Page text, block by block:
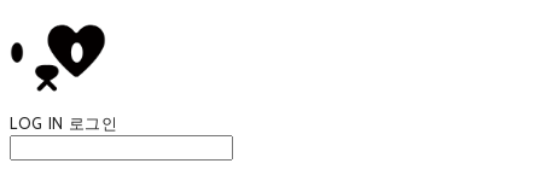
LOG IN 로그인